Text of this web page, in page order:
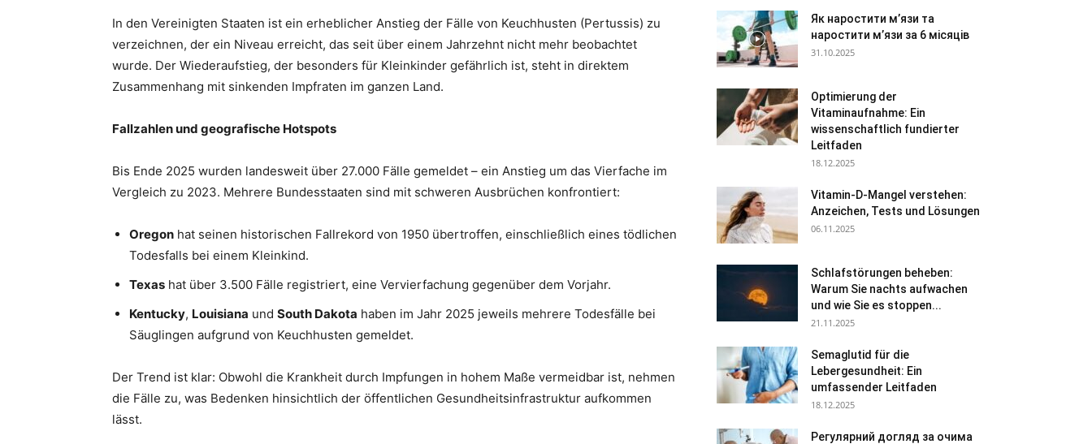
In den Vereinigten Staaten ist ein erheblicher Anstieg der Fälle von Keuchhusten (Pertussis) zu
verzeichnen, der ein Niveau erreicht, das seit über einem Jahrzehnt nicht mehr beobachtet
wurde. Der Wiederaufstieg, der besonders für Kleinkinder gefährlich ist, steht in direktem
Zusammenhang mit sinkenden Impfraten im ganzen Land.
Fallzahlen und geografische Hotspots
Bis Ende 2025 wurden landesweit über 27.000 Fälle gemeldet – ein Anstieg um das Vierfache im
Vergleich zu 2023. Mehrere Bundesstaaten sind mit schweren Ausbrüchen konfrontiert:
Oregon hat seinen historischen Fallrekord von 1950 übertroffen, einschließlich eines tödlichen
Todesfalls bei einem Kleinkind.
Texas hat über 3.500 Fälle registriert, eine Vervierfachung gegenüber dem Vorjahr.
Kentucky, Louisiana und South Dakota haben im Jahr 2025 jeweils mehrere Todesfälle bei
Säuglingen aufgrund von Keuchhusten gemeldet.
Der Trend ist klar: Obwohl die Krankheit durch Impfungen in hohem Maße vermeidbar ist, nehmen
die Fälle zu, was Bedenken hinsichtlich der öffentlichen Gesundheitsinfrastruktur aufkommen
lässt.
Як наростити м’язи та
наростити м’язи за 6 місяців
31.10.2025
Optimierung der
Vitaminaufnahme: Ein
wissenschaftlich fundierter
Leitfaden
18.12.2025
Vitamin-D-Mangel verstehen:
Anzeichen, Tests und Lösungen
06.11.2025
Schlafstörungen beheben:
Warum Sie nachts aufwachen
und wie Sie es stoppen...
21.11.2025
Semaglutid für die
Lebergesundheit: Ein
umfassender Leitfaden
18.12.2025
Регулярний догляд за очима